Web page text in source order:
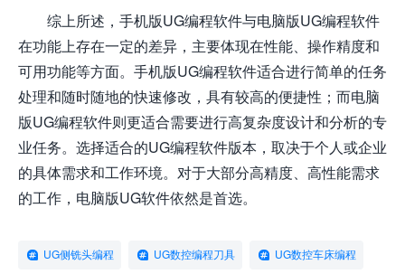
综上所述，手机版UG编程软件与电脑版UG编程软件
在功能上存在一定的差异，主要体现在性能、操作精度和
可用功能等方面。手机版UG编程软件适合进行简单的任务
处理和随时随地的快速修改，具有较高的便捷性；而电脑
版UG编程软件则更适合需要进行高复杂度设计和分析的专
业任务。选择适合的UG编程软件版本，取决于个人或企业
的具体需求和工作环境。对于大部分高精度、高性能需求
的工作，电脑版UG软件依然是首选。
UG侧铣头编程 UG数控编程刀具 UG数控车床编程